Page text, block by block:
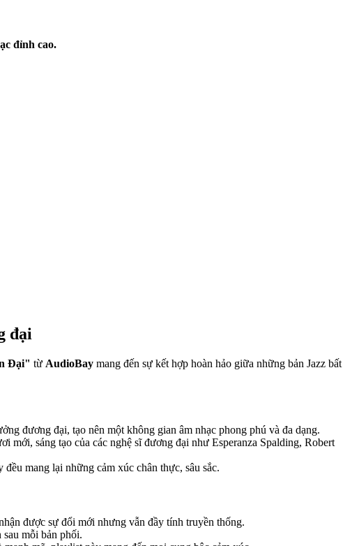
đỉnh cao.
đại
Đại" từ AudioBay mang đến sự kết hợp hoàn hảo giữa những bản Jazz bất
đương đại, tạo nên một không gian âm nhạc phong phú và đa dạng.
sáng tạo của các nghệ sĩ đương đại như Esperanza Spalding, Robert
mang lại những cảm xúc chân thực, sâu sắc.
được sự đổi mới nhưng vẫn đầy tính truyền thống.
mỗi bản phối.